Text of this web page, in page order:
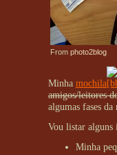
From photo2blog
Minha mochila
amigos/leitores
algumas fases
Vou listar alguns
Minha